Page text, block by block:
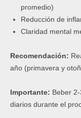
promedio)
Reducción de
Claridad mental
Recomendación:
año (primavera y
Importante: Beber
diarios durante el